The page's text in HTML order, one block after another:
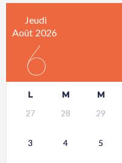
Jeudi
Août 2026
6
L M M
27 28 29
3 4 5